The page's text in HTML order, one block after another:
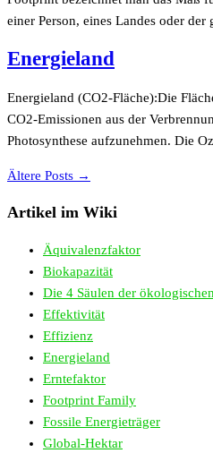
einer Person, eines Landes oder
Energieland
Energieland (CO2-Fläche):Die
CO2-Emissionen aus der
Photosynthese aufzunehmen. Die
Ältere Posts →
Artikel im Wiki
Äquivalenzfaktor
Biokapazität
Die 4 Säulen der
Effektivität
Effizienz
Energieland
Erntefaktor
Footprint Family
Fossile Energieträger
Global-Hektar